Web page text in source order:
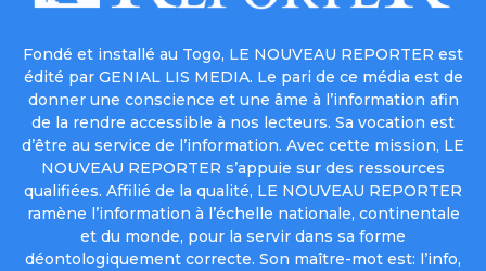
Fondé et installé au Togo, LE NOUVEAU REPORTER est
édité par GENIAL LIS MEDIA. Le pari de ce média est de
donner une conscience et une âme à l’information afin
de la rendre accessible à nos lecteurs. Sa vocation est
d’être au service de l’information. Avec cette mission, LE
NOUVEAU REPORTER s’appuie sur des ressources
qualifiées. Affilié de la qualité, LE NOUVEAU REPORTER
ramène l’information à l’échelle nationale, continentale
et du monde, pour la servir dans sa forme
déontologiquement correcte. Son maître-mot est: l’info,